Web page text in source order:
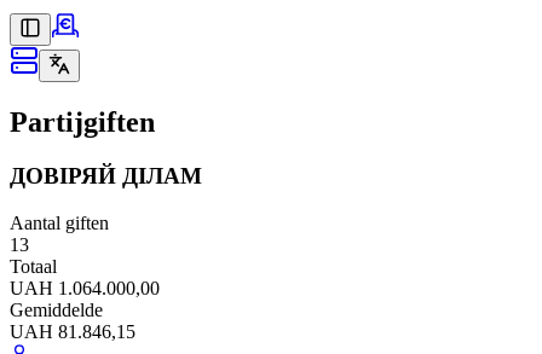
Partijgiften
ДОВІРЯЙ ДІЛАМ
Aantal giften
13
Totaal
UAH 1.064.000,00
Gemiddelde
UAH 81.846,15